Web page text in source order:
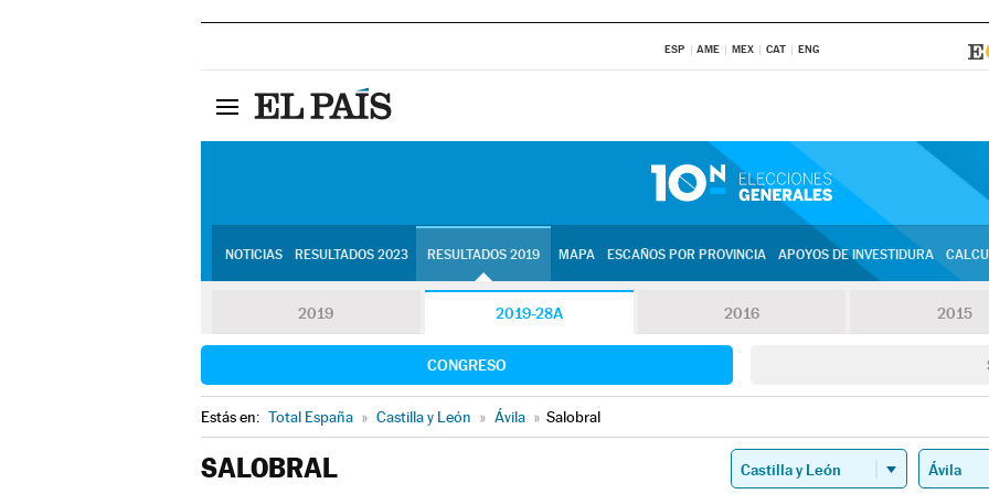
ESP AME MEX CAT ENG
NOTICIAS RESULTADOS 2023 RESULTADOS 2019 MAPA ESCAÑOS POR PROVINCIA APOYOS DE INVESTIDURA
2019 2019-28A 2016 2015
CONGRESO
Estás en: Total España » Castilla y León » Ávila » Salobral
SALOBRAL